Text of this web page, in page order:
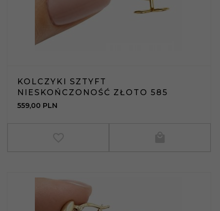
KOLCZYKI SZTYFT
NIESKOŃCZONOŚĆ ZŁOTO 585
559,00 PLN